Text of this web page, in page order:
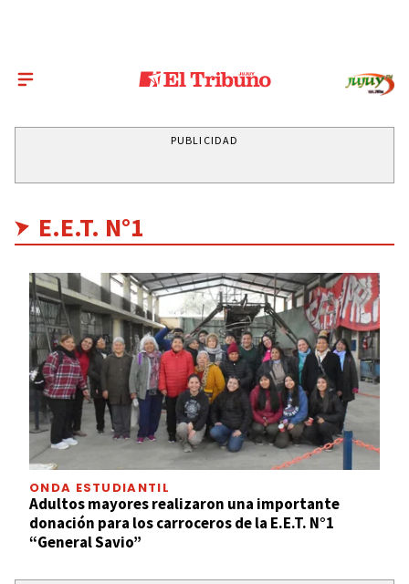
PUBLICIDAD
E.E.T. N°1
ONDA ESTUDIANTIL
Adultos mayores realizaron una importante
donación para los carroceros de la E.E.T. N°1
“General Savio”